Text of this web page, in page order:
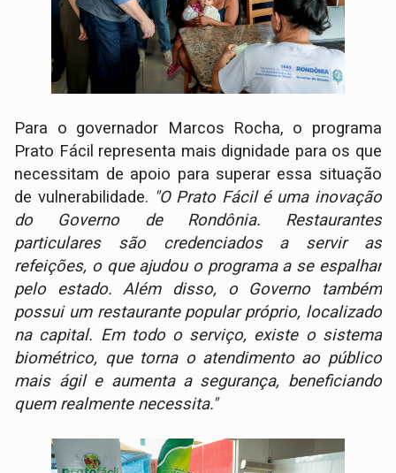
Para o governador Marcos Rocha, o programa
Prato Fácil representa mais dignidade para os que
necessitam de apoio para superar essa situação
de vulnerabilidade. "O Prato Fácil é uma inovação
do Governo de Rondônia. Restaurantes
particulares são credenciados a servir as
refeições, o que ajudou o programa a se espalhar
pelo estado. Além disso, o Governo também
possui um restaurante popular próprio, localizado
na capital. Em todo o serviço, existe o sistema
biométrico, que torna o atendimento ao público
mais ágil e aumenta a segurança, beneficiando
quem realmente necessita."